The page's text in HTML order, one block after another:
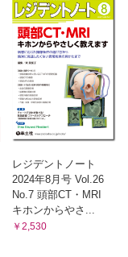
できるように作
直して遊びま
うにするために〜
レジデントノート
2024年8月号 Vol.26
No.7 頭部CT・MRI
キホンからやさ...
￥2,530